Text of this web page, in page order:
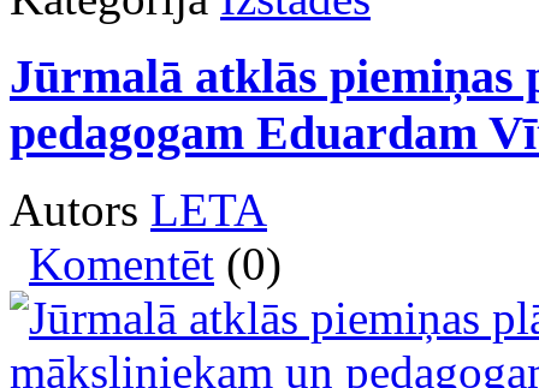
Jūrmalā atklās piemiņas
pedagogam Eduardam
Autors LETA
Komentēt (0)